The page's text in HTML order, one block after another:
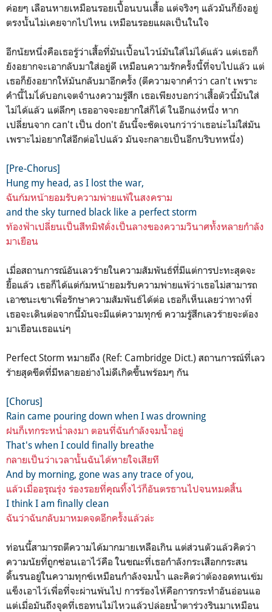
ค่อยๆ เลือนหายเหมือนรอยเปื้อนบนเสื้อ แต่จริงๆ แล้วมันก็ยังอยู่
ตรงนั้นไม่เคยจากไปไหน เหมือนรอยแผลเป็นในใจ
อีกนัยหนึ่งคือเธอรู้ว่าเสื้อที่มันเปื้อนไวน์มันใส่ไม่ได้แล้ว แต่เธอก็
ยังอยากจะเอากลับมาใส่อยู่ดี เหมือนความรักครั้งนี้ที่จบไปแล้ว แต่
เธอก็ยังอยากให้มันกลับมาอีกครั้ง (ตีความจากคำว่า can't เพราะ
คำนี้ไมไ่ด้บอกเจตจำนงความรู้สึก เธอเพียงบอกว่าเสื้อตัวนี้มันใส่
ไม่ได้แล้ว แต่ลึกๆ เธออาจจะอยากใส่ก็ได้ ในอีกแง่หนึ่ง หาก
เปลี่ยนจาก can't เป็น don't อันนี้จะชัดเจนกว่าว่าเธอน่ะไม่ใส่มัน
เพราะไม่อยากใส่อีกต่อไปแล้ว มันจะกลายเป็นอีกบริบทหนึ่ง)
[Pre-Chorus]
Hung my head, as I lost the war,
ฉันก้มหน้ายอมรับความพ่ายแพ้ในสงคราม
and the sky turned black like a perfect storm
ท้องฟ้าเปลี่ยนเป็นสีทมิฬดั่งเป็นลางของความวินาศทั้งหลายกำลัง
มาเยือน
เมื่อสถานการณ์อันเลวร้ายในความสัมพันธ์ที่มีแต่การปะทะสุดจะ
ยื้อแล้ว เธอก็ได้แต่ก้มหน้ายอมรับความพ่ายแพ้ว่าเธอไม่สามารถ
เอาชนะเขาเพื่อรักษาความสัมพันธ์ได้ต่อ เธอก็เห็นเลยว่าทางที่
เธอจะเดินต่อจากนี้มันจะมีแต่ความทุกข์ ความรู้สึกเลวร้ายจะต้อง
มาเยือนเธอแน่ๆ
Perfect Storm หมายถึง (Ref: Cambridge Dict.) สถานการณ์ที่เลว
ร้ายสุดขีดที่มีหลายอย่างไม่ดีเกิดขึ้นพร้อมๆ กัน
[Chorus]
Rain came pouring down when I was drowning
ฝนก็เทกระหน่ำลงมา ตอนที่ฉันกำลังจมน้ำอยู่
That's when I could finally breathe
กลายเป็นว่าเวลานั้นฉันได้หายใจเสียที
And by morning, gone was any trace of you,
แล้วเมื่ออรุณรุ่ง ร่องรอยที่คุณทิ้งไว้ก็อันตรธานไปจนหมดสิ้น
I think I am finally clean
ฉันว่าฉันกลับมาหมดจดอีกครั้งแล้วล่ะ
ท่อนนี้สามารถตีความได้มากมายเหลือเกิน แต่ส่วนตัวแล้วคิดว่า
ความนัยที่ถูกซ่อนเอาไว้คือ ในขณะที่เธอกำลังกระเสือกกระสน
ดิ้นรนอยู่ในความทุกข์เหมือนกำลังจมน้ำ และคิดว่าต้องอดทนเข้ม
แข็งเอาไว้เพื่อที่จะผ่านพ้นไป การร้องไห้คือการกระทำอันอ่อนแอ
แต่เมื่อมันถึงจุดที่เธอทนไม่ไหวแล้วปล่อยน้ำตาร่วงรินมาเหมือน